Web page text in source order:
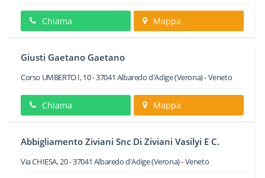
Chiama Mappa
Giusti Gaetano Gaetano
Corso UMBERTO I, 10-37041 Albaredo d'Adige(Verona) -Veneto
Chiama Mappa
Abbigliamento Ziviani Snc Di Ziviani Vasilyi E C.
Via CHIESA, 20-37041 Albaredo d'Adige(Verona) -Veneto